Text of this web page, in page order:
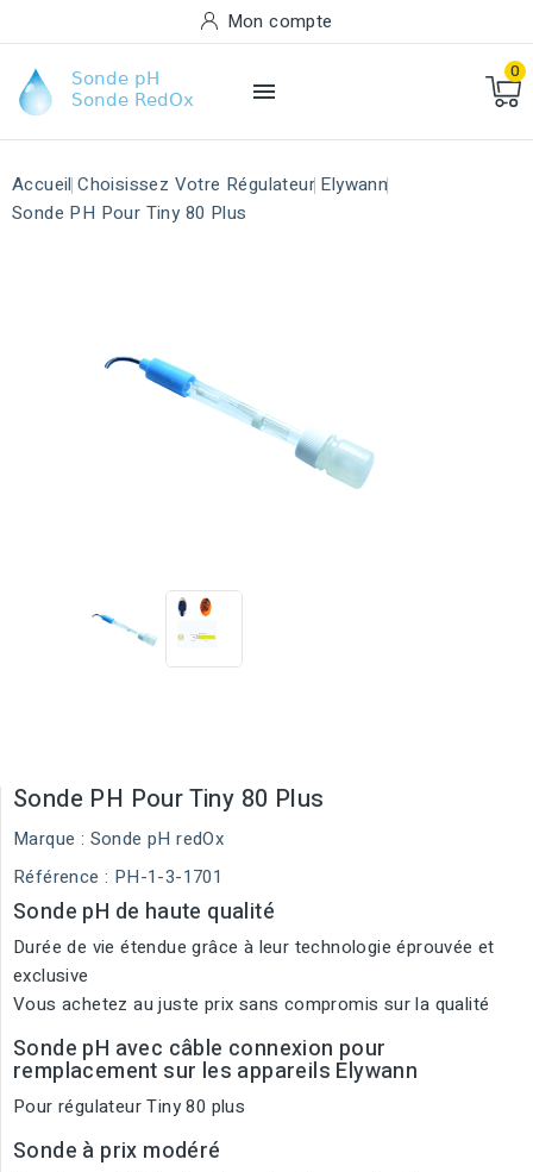
Mon compte

0
Accueil Choisissez Votre Régulateur Elywann
Sonde PH Pour Tiny 80 Plus
Sonde PH Pour Tiny 80 Plus
Marque : Sonde pH redOx
Référence : PH-1-3-1701
Sonde pH de haute qualité
Durée de vie étendue grâce à leur technologie éprouvée et
exclusive
Vous achetez au juste prix sans compromis sur la qualité
Sonde pH avec câble connexion pour
remplacement sur les appareils Elywann
Pour régulateur Tiny 80 plus
Sonde à prix modéré